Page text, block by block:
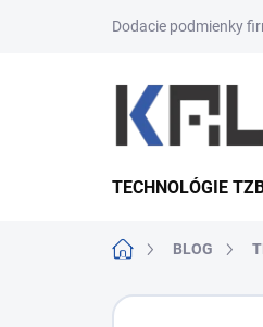
Dodacie podmienky
TECHNOLÓGIE
DomovBLOG
Bočný panel